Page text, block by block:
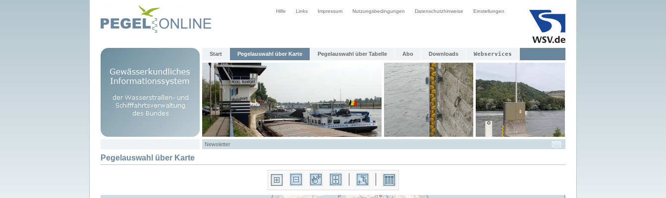
Hilfe Links Impressum Nutzungsbedingungen Datenschutzhinweise Einstellungen
Start Pegelauswahl über Karte Pegelauswahl über Tabelle Abo Downloads Webservices
Newsletter
Pegelauswahl über Karte